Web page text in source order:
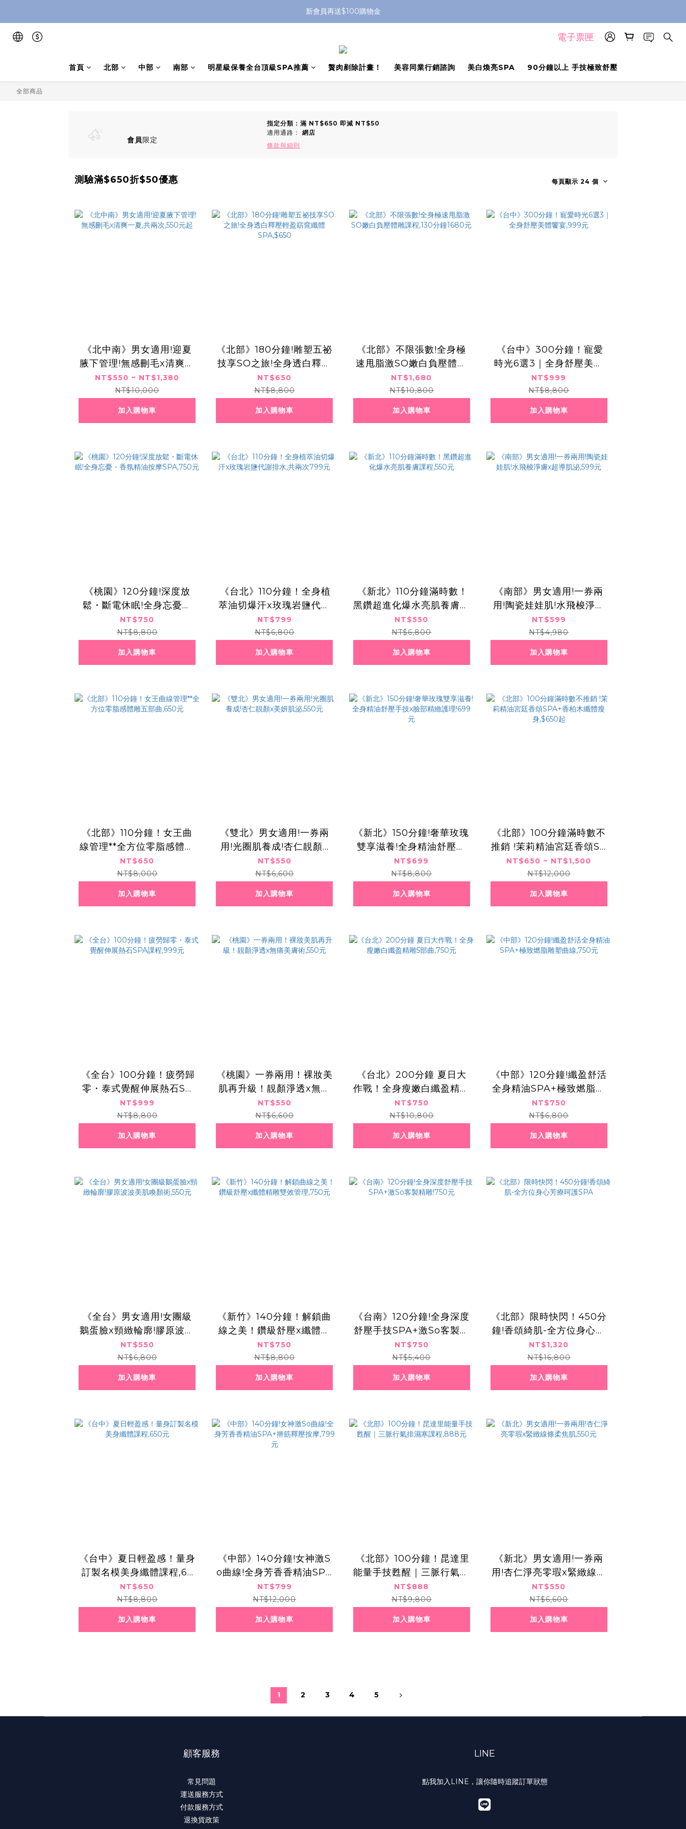
新會員再送$100購物金
電子票匣
首頁 北部 中部 南部 明星級保養全台頂級SPA推薦 贅肉剷除計畫！ 美容同業行銷諮詢 美白煥亮SPA 90分鐘以上 手技極致舒壓
全部商品
會員限定
指定分類：滿 NT$650 即減 NT$50
適用通路： 網店
條款與細則
測驗滿$650折$50優惠 每頁顯示 24 個
《北中南》男女適用!迎夏
腋下管理!無感刪毛x清爽一
夏,共兩次,550元起
NT$550 ~ NT$1,380
NT$10,000
加入購物車
《北部》180分鐘!雕塑五祕
技享SO之旅!全身透白釋壓
輕盈窈窕纖體SPA,$650
NT$650
NT$8,800
加入購物車
《北部》不限張數!全身極
速甩脂激SO嫩白負壓體雕
課程,130分鐘1680元
NT$1,680
NT$10,800
加入購物車
​​ ​《台中》300分鐘！寵愛
時光6選3｜全身舒壓美體
饗宴,999元
NT$999
NT$8,800
加入購物車
《桃園》120分鐘!深度放
鬆・斷電休眠!全身忘憂・
香氛精油按摩SPA,750元
NT$750
NT$8,800
加入購物車
​​ ​《台北》110分鐘！全身植
萃油切爆汗x玫瑰岩鹽代謝
排水,共兩次799元
NT$799
NT$6,800
加入購物車
​​ ​《新北》110分鐘滿時數！
黑鑽超進化爆水亮肌養膚課
程,550元
NT$550
NT$6,800
加入購物車
《南部》男女適用!一券兩
用!陶瓷娃娃肌!水飛梭淨膚
x超導肌泌,599元
NT$599
NT$4,980
加入購物車
《北部》110分鐘！女王曲
線管理**全方位零脂感體雕
五部曲,650元
NT$650
NT$8,000
加入購物車
《雙北》男女適用!一券兩
用!光圈肌養成!杏仁靚顏x
美妍肌泌,550元
NT$550
NT$6,600
加入購物車
《新北》150分鐘!奢華玫瑰
雙享滋養!全身精油舒壓手
技x臉部精緻護理!699元
NT$699
NT$8,800
加入購物車
《北部》100分鐘滿時數不
推銷 !茉莉精油宮廷香頌SP
A+香柏木纖體瘦身,$650
起
NT$650 ~ NT$1,500
NT$12,000
加入購物車
​​ ​《全台》100分鐘！疲勞歸
零・泰式覺醒伸展熱石SP
A課程,999元
NT$999
NT$8,800
加入購物車
《桃園》一券兩用！裸妝美
肌再升級！靚顏淨透x無痛
美膚術,550元
NT$550
NT$6,600
加入購物車
《台北》200分鐘 夏日大
作戰！全身瘦嫩白纖盈精雕
5部曲,750元
NT$750
NT$10,800
加入購物車
《中部》120分鐘!纖盈舒活
全身精油SPA+極致燃脂雕
塑曲線,750元
NT$750
NT$6,800
加入購物車
《全台》男女適用!女團級
鵝蛋臉x頸緻輪廓!膠原波波
美肌喚顏術,550元
NT$550
NT$6,800
加入購物車
《新竹》140分鐘！解鎖曲
線之美！鑽級舒壓x纖體精
雕雙效管理,750元
NT$750
NT$8,800
加入購物車
《台南》120分鐘!全身深度
舒壓手技SPA+激So客製精
雕!750元
NT$750
NT$5,400
加入購物車
《北部》限時快閃！450分
鐘!香頌綺肌-全方位身心芳
療呵護SPA
NT$1,320
NT$16,800
加入購物車
《台中》夏日輕盈感！量身
訂製名模美身纖體課程,65
0元
NT$650
NT$8,800
加入購物車
《中部》140分鐘!女神激S
o曲線!全身芳香香精油SPA
+擀筋釋壓按摩,799元
NT$799
NT$12,000
加入購物車
​​ ​《北部》100分鐘！昆達里
能量手技甦醒｜三脈行氣排
濕寒課程,888元
NT$888
NT$9,800
加入購物車
《新北》男女適用!一券兩
用!杏仁淨亮零瑕x緊緻線條
柔焦肌,550元
NT$550
NT$6,600
加入購物車
1 2 3 4 5
顧客服務
常見問題
運送服務方式
付款服務方式
退換貨政策
LINE
點我加入LINE，讓你隨時追蹤訂單狀態